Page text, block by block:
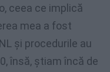
ceea ce implică
mea a fost
şi procedurile au
însă, ştiam încă de